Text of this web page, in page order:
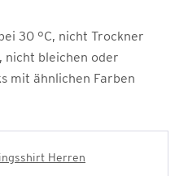
30 °C, nicht Trockner
nicht bleichen oder
mit ähnlichen Farben
Herren